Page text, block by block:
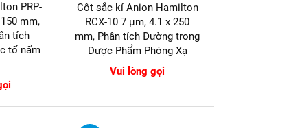
PRP-
mm,
tích
tố nấm
Côt sắc kí Anion Hamilton
RCX-10 7 µm, 4.1 x 250
mm, Phân tích Đường trong
Dược Phẩm Phóng Xạ
Vui lòng gọi